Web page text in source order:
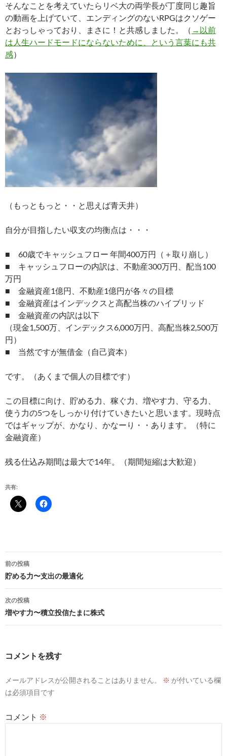
そんなことを考えていたらリベ大の両学長が丁度同じ趣旨
の動画を上げていて、エンディングのないRPGはクソゲー
とおっしゃっており、まさに！と共感しました。（ →以前
は人生ハードモードにならないために、という言葉にも共
感）
（もっともっと・・と思えば青天井）
自分が目指したい収支の均衡点は・・・
■ 60歳でキャッシュフロー 年間400万円（＋取り崩し）
■ キャッシュフローの内訳は、不動産300万円、配当100
万円
■ 金融資産1億円、不動産1億円が各々の目標
■ 金融資産はインデックスと高配当株のハイブリッド
■ 金融資産の内訳は以下
（現金1,500万、インデックス6,000万円、高配当株2,500万
円）
■ 当然ですが無借金（自己資本）
です。（あくまで個人の目標です）
この目標に向け、貯める力、稼ぐ力、増やす力、守る力、
使う力の5つをしっかり付けていきたいと思います。現時点
ではギャップが、かなり、かなーり・・あります。（特に
金融資産）
残る仕込み期間は最大で14年。（期間短縮は大歓迎）
共有:
投
稿
ナ
ビ
ゲ
ョ
前の投稿
貯める力〜支出の最適化
次の投稿
増やす力〜積立投信たまに株式
コメントを残す
メールアドレスが公開されることはありません。 ※ が付いている欄
は必須項目です
コメント ※